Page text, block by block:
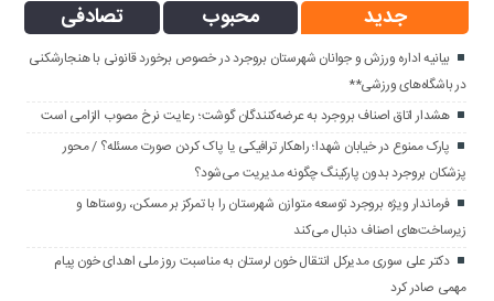
جدید محبوب تصادفی
بیانیه اداره ورزش و جوانان شهرستان بروجرد در خصوص برخورد قانونی با هنجارشکنی
در باشگاه‌های ورزشی**
هشدار اتاق اصناف بروجرد به عرضه‌کنندگان گوشت؛ رعایت نرخ مصوب الزامی است
پارک ممنوع در خیابان شهدا؛ راهکار ترافیکی یا پاک کردن صورت مسئله؟ / محور
پزشکان بروجرد بدون پارکینگ چگونه مدیریت می‌شود؟
فرماندار ویژه بروجرد توسعه متوازن شهرستان را با تمرکز بر مسکن، روستاها و
زیرساخت‌های اصناف دنبال می‌کند
دکتر علی سوری مدیرکل انتقال خون لرستان به مناسبت روز ملی اهدای خون پیام
مهمی صادر کرد